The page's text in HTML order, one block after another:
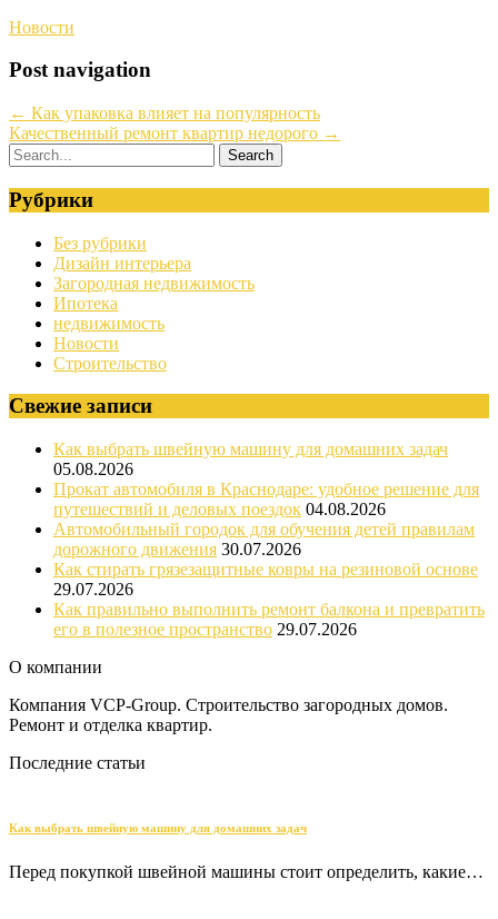
Новости
Post navigation
← Как упаковка влияет на популярность
Качественный ремонт квартир недорого →
Рубрики
Без рубрики
Дизайн интерьера
Загородная недвижимость
Ипотека
недвижимость
Новости
Строительство
Свежие записи
Как выбрать швейную машину для домашних задач
05.08.2026
Прокат автомобиля в Краснодаре: удобное решение для
путешествий и деловых поездок 04.08.2026
Автомобильный городок для обучения детей правилам
дорожного движения 30.07.2026
Как стирать грязезащитные ковры на резиновой основе
29.07.2026
Как правильно выполнить ремонт балкона и превратить
его в полезное пространство 29.07.2026
О компании
Компания VCP-Group. Строительство загородных домов.
Ремонт и отделка квартир.
Последние статьи
Как выбрать швейную машину для домашних задач
Перед покупкой швейной машины стоит определить, какие…